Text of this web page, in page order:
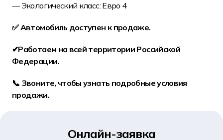
— Экологический класс: Евро 4
✅ Автомобиль доступен к продаже.
✔Работаем на всей территории Российской
Федерации.
📞 Звоните, чтобы узнать подробные условия
продажи.
Онлайн-заявка